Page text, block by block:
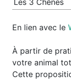
En lien avec le
À partir de
votre animal
Cette